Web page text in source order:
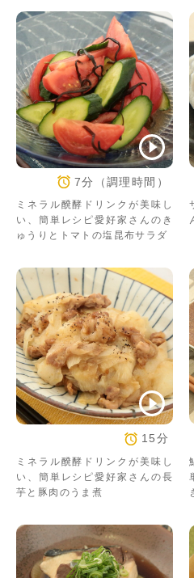
7分（調理時間）
ミネラル醗酵ドリンクが美味し
い、簡単レシピ愛好家さんのき
ゅうりとトマトの塩昆布サラダ
15分
ミネラル醗酵ドリンクが美味し
い、簡単レシピ愛好家さんの長
芋と豚肉のうま煮